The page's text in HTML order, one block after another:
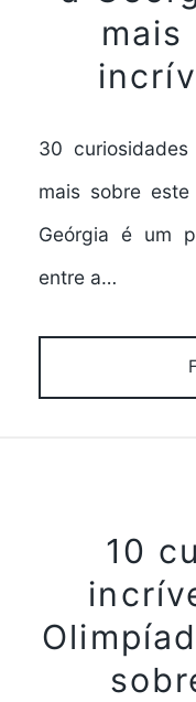
mais
30
mais sobre
Geórgia é um
entre a…
10